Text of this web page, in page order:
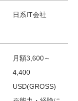
日系IT会社
月額3,600～
4,400
USD(GROSS)